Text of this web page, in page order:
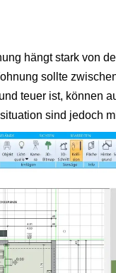
hängt stark von
sollte
teuer ist, können
sind jedoch